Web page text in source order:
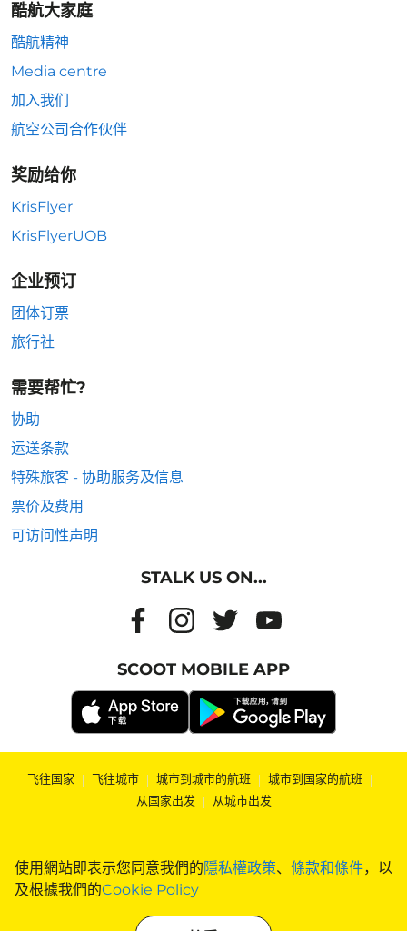
使用網站即表示您同意我們的隱私權政策、 條款和條件，以
及根據我們的Cookie Policy
酷航大家庭
酷航精神
Media centre
加入我们
航空公司合作伙伴
奖励给你
KrisFlyer
KrisFlyerUOB
企业预订
团体订票
旅行社
需要帮忙?
协助
运送条款
特殊旅客 - 协助服务及信息
票价及费用
可访问性声明
STALK US ON...
SCOOT MOBILE APP
飞往国家 | 飞往城市 | 城市到城市的航班 | 城市到国家的航班 |
从国家出发 | 从城市出发